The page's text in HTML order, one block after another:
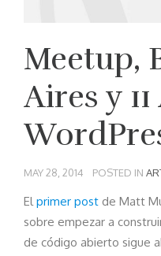
Meetup,
Aires y
MAY 28, 2014 POSTED IN
Elprimer post de Matt
sobre empezar a
de código abierto sigue